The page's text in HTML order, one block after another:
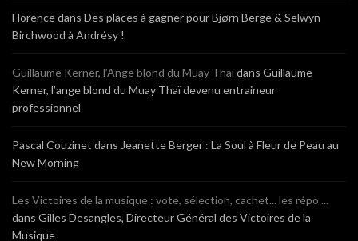
Florencedans Des places à gagner pour Bjørn Berge & Selwyn
Birchwood à Andrésy !
Guillaume Kerner, l’Ange blond du Muay Thaïdans Guillaume
Kerner, l’ange blond du Muay Thaï devenu entraineur
professionnel
Pascal Couzinet dans Jeanette Berger : La Soul à Fleur de Peau au
New Morning
Les Victoires de la musique : vote, sélection, cachet... les répo ...
dans Gilles Desangles, Directeur Général des Victoires de la
Musique